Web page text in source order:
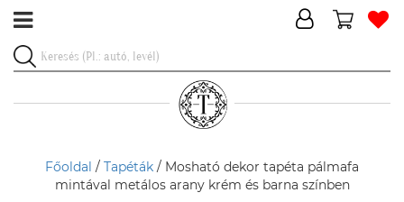
Főoldal / Tapéták / Mosható dekor tapéta pálmafa
mintával metálos arany krém és barna színben